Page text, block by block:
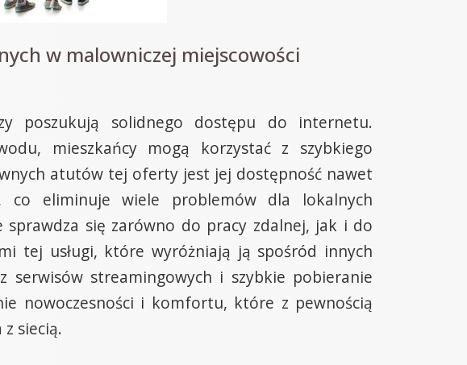
w malowniczej miejscowości
poszukują solidnego dostępu do internetu.
mieszkańcy mogą korzystać z szybkiego
atutów tej oferty jest jej dostępność nawet
co eliminuje wiele problemów dla lokalnych
się zarówno do pracy zdalnej, jak i do
tej usługi, które wyróżniają ją spośród innych
streamingowych i szybkie pobieranie
nowoczesności i komfortu, które z pewnością
siecią.